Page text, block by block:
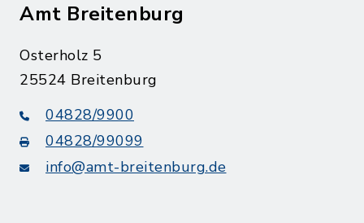
Amt Breitenburg
Osterholz 5
25524 Breitenburg
04828/9900
04828/99099
info@amt-breitenburg.de